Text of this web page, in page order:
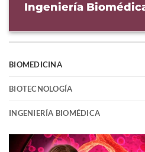
Ingeniería
BIOMEDICINA
BIOTECNOLOGÍA
INGENIERÍA BIOMÉDICA